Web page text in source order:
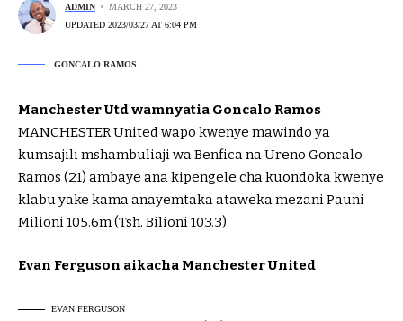
ADMIN
MARCH 27, 2023
UPDATED 2023/03/27 AT 6:04 PM
GONCALO RAMOS
Manchester Utd wamnyatia Goncalo Ramos
MANCHESTER United wapo kwenye mawindo ya
kumsajili mshambuliaji wa Benfica na Ureno Goncalo
Ramos (21) ambaye ana kipengele cha kuondoka kwenye
klabu yake kama anayemtaka ataweka mezani Pauni
Milioni 105.6m (Tsh. Bilioni 103.3)
Evan Ferguson aikacha Manchester United
EVAN FERGUSON